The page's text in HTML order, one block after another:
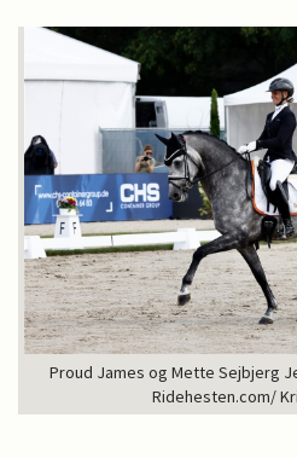
Proud James og Mette Sejbjerg
Ridehesten.com/